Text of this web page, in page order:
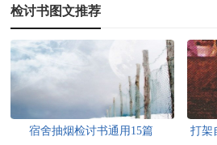
检讨书图文推荐
宿舍抽烟检讨书通用15篇 打架